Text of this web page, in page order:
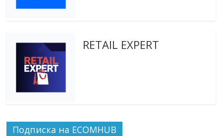
RETAIL EXPERT
Подписка на ECOMHUB